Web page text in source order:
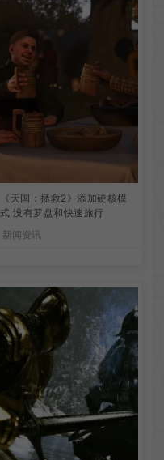
《天国：拯救2》添加硬核模
式 没有罗盘和快速旅行
新闻资讯